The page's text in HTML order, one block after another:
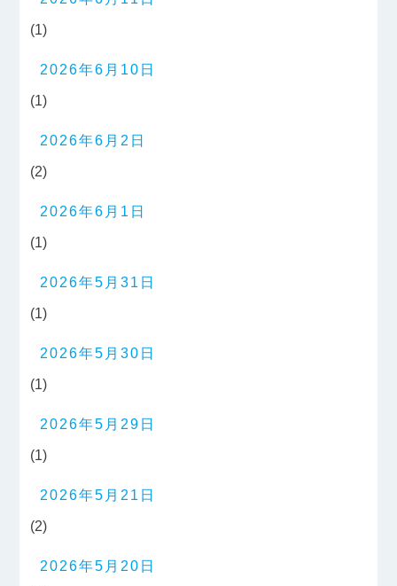
(1)
2026年6月10日
(1)
2026年6月2日
(2)
2026年6月1日
(1)
2026年5月31日
(1)
2026年5月30日
(1)
2026年5月29日
(1)
2026年5月21日
(2)
2026年5月20日